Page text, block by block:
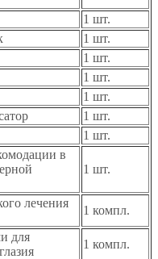
1 шт.
1 шт.
1 шт.
1 шт.
1 шт.
1 шт.
1 шт.
в
1 шт.
лечения
1 компл.
для
1 компл.